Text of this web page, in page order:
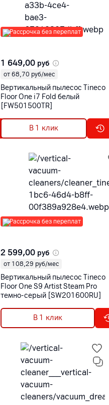
Рассрочка без переплат
1 649,00 руб
от 68,70 руб/мес
Вертикальный пылесос Tineco
Floor One i7 Fold белый
[FW501500TR]
В 1 клик
Рассрочка без переплат
2 599,00 руб
от 108,29 руб/мес
Вертикальный пылесос Tineco
Floor One S9 Artist Steam Pro
темно-серый [SW201600RU]
В 1 клик